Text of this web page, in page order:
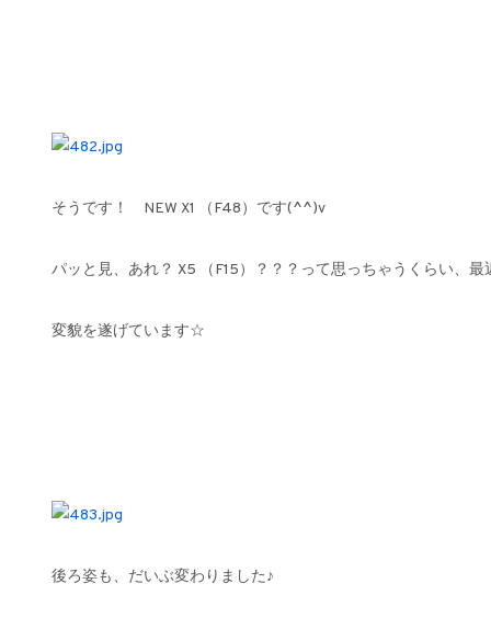
そうです！ NEW X1 （F48）です(^^)v
パッと見、あれ？ X5 （F15）？？？って思っちゃうくらい、最
変貌を遂げています☆
後ろ姿も、だいぶ変わりました♪